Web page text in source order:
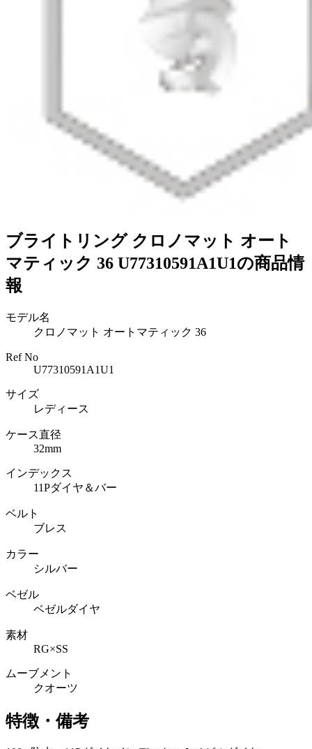
ブライトリング クロノマット オート
マティック 36 U77310591A1U1の商品情
報
モデル名
クロノマット オートマティック 36
Ref No
U77310591A1U1
サイズ
レディース
ケース直径
32mm
インデックス
11Pダイヤ＆バー
ベルト
ブレス
カラー
シルバー
ベゼル
ベゼルダイヤ
素材
RG×SS
ムーブメント
クオーツ
特徴・備考